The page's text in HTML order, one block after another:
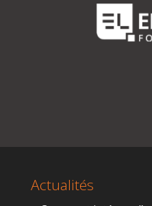
Actualités